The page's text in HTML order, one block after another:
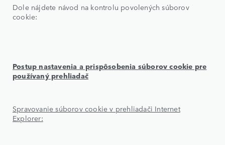
Dole nájdete návod na kontrolu povolených súborov
cookie:
Postup nastavenia a prispôsobenia súborov cookie pre
používaný prehliadač
Spravovanie súborov cookie v prehliadači Internet
Explorer: